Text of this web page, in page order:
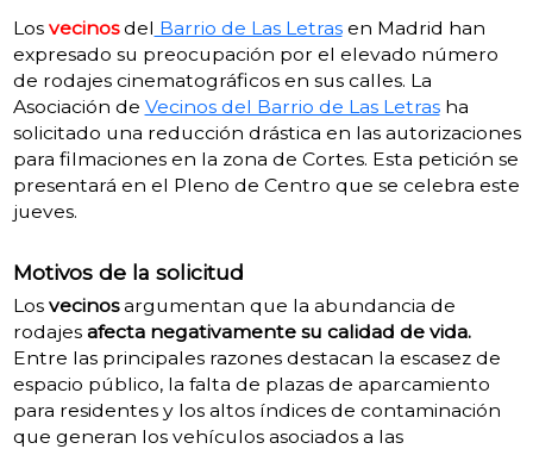
Los vecinosdel Barrio de Las Letrasen Madrid han
expresado su preocupación por el elevado número
de rodajes cinematográficos en sus calles. La
Asociación de Vecinos del Barrio de Las Letrasha
solicitado una reducción drástica en las autorizaciones
para filmaciones en la zona de Cortes. Esta petición se
presentará en el Pleno de Centro que se celebra este
jueves.
Motivos de la solicitud
Los vecinosargumentan que la abundancia de
rodajes afecta negativamente su calidad de vida.
Entre las principales razones destacan la escasez de
espacio público, la falta de plazas de aparcamiento
para residentes y los altos índices de contaminación
que generan los vehículos asociados a las